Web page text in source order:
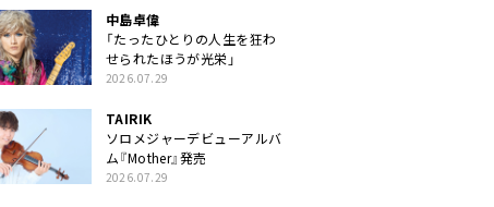
中島卓偉
「たったひとりの人生を狂わ
せられたほうが光栄」
2026.07.29
TAIRIK
ソロメジャーデビューアルバ
ム『Mother』発売
2026.07.29